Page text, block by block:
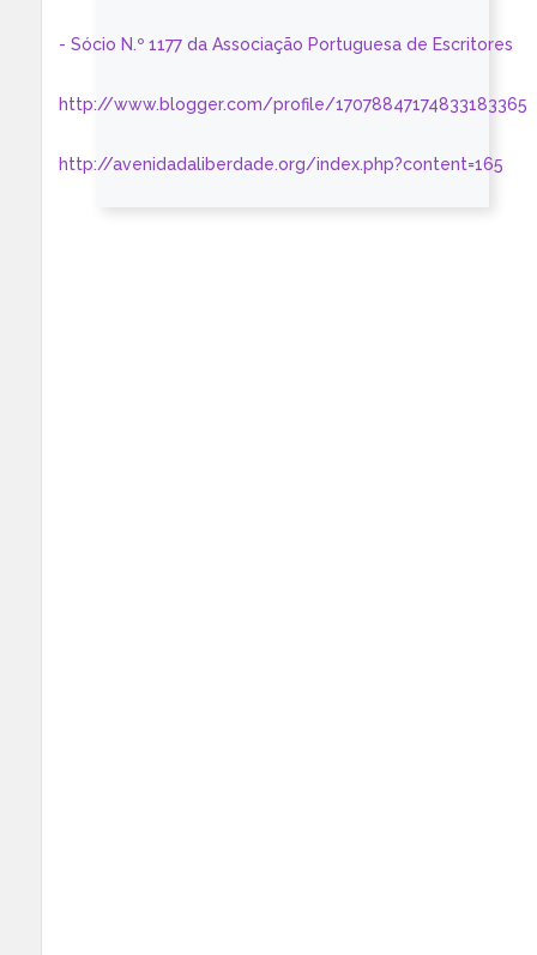
- Sócio N.º 1177 da Associação Portuguesa de Escritores
http://www.blogger.com/profile/17078847174833183365
http://avenidadaliberdade.org/index.php?content=165